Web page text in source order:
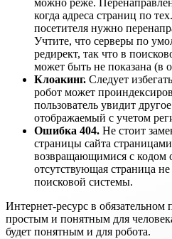
можно реже.
когда адреса страниц по
посетителя нужно
Учтите, что серверы по
редирект, так что в
может быть не показана (в
Клоакинг. Следует
робот может
пользователь увидит
отображаемый с учетом
Ошибка 404. Не стоит
страницы сайта
возвращающимися с кодом
отсутствующая страница не
поисковой системы.
Интернет-ресурс в обязательном
простым и понятным для
будет понятным и для робота.